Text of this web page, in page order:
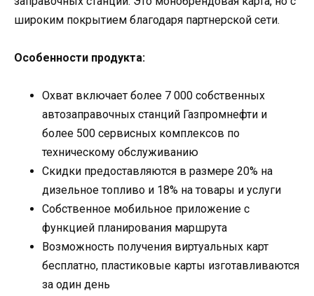
широким покрытием благодаря партнерской сети.
Особенности продукта:
Охват включает более 7 000 собственных
автозаправочных станций Газпромнефти и
более 500 сервисных комплексов по
техническому обслуживанию
Скидки предоставляются в размере 20% на
дизельное топливо и 18% на товары и услуги
Собственное мобильное приложение с
функцией планирования маршрута
Возможность получения виртуальных карт
бесплатно, пластиковые карты изготавливаются
за один день